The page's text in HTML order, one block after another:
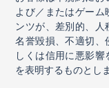
よび／またはゲー
ンツが、差別的、人
名誉毀損、不適切、
しくは信用に悪影
を表明するものとし